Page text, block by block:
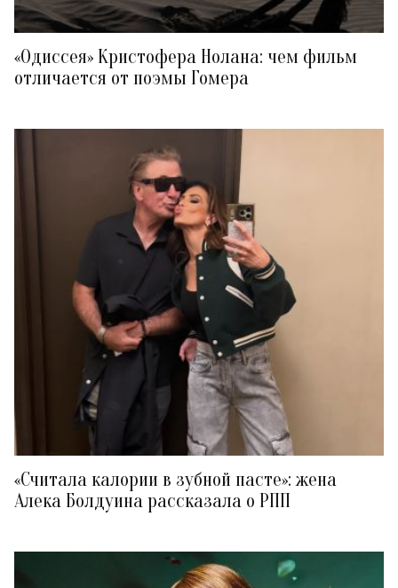
«Одиссея» Кристофера Нолана: чем фильм
отличается от поэмы Гомера
«Считала калории в зубной пасте»: жена
Алека Болдуина рассказала о РПП